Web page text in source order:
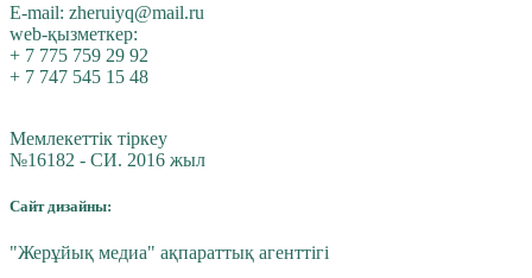
E-mail: zheruiyq@mail.ru
web-қызметкер:
+ 7 775 759 29 92
+ 7 747 545 15 48
Мемлекеттік тіркеу
№16182 - СИ. 2016 жыл
Сайт дизайны:
"Жерұйық медиа" ақпараттық агенттігі